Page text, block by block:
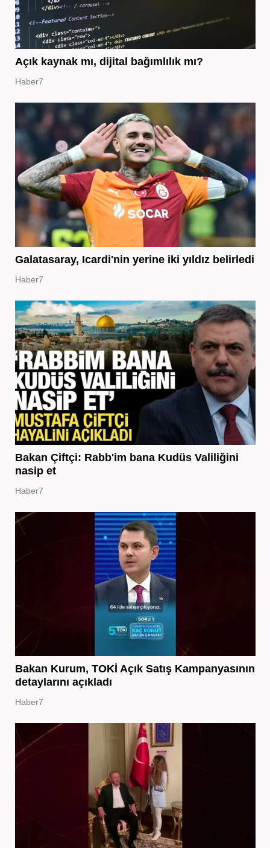
Açık kaynak mı, dijital bağımlılık mı?
Haber7
Galatasaray, Icardi'nin yerine iki yıldız belirledi
Haber7
Bakan Çiftçi: Rabb'im bana Kudüs Valiliğini
nasip et
Haber7
Bakan Kurum, TOKİ Açık Satış Kampanyasının
detaylarını açıkladı
Haber7